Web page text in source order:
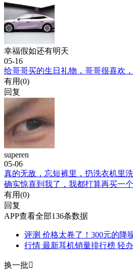
幸福假如还有明天
05-16
给哥哥买的生日礼物，哥哥很喜欢
有用(0)
回复
superen
05-06
真的无敌，忘短裤里，扔洗衣机里
确实惊喜到我了，我都打算再买一个
有用(0)
回复
APP查看全部136条数据
评测 价格太卷了！300元的降
行情 最新耳机销量排行榜 轻
换一批